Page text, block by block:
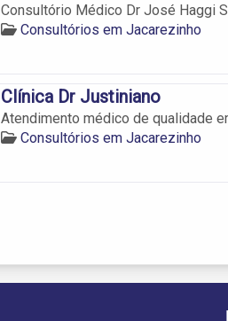
Consultório Médico Dr José Haggi
Consultórios em Jacarezinho
Clínica Dr Justiniano
Atendimento médico de qualidade
Consultórios em Jacarezinho